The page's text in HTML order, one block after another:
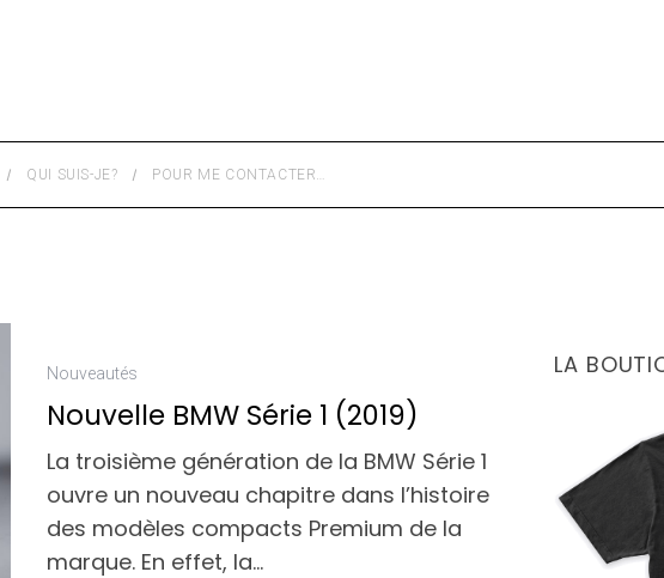
QUI SUIS-JE? POUR ME CONTACTER…
Nouveautés
Nouvelle BMW Série 1 (2019)
La troisième génération de la BMW Série 1
ouvre un nouveau chapitre dans l’histoire
des modèles compacts Premium de la
marque. En effet, la…
LA